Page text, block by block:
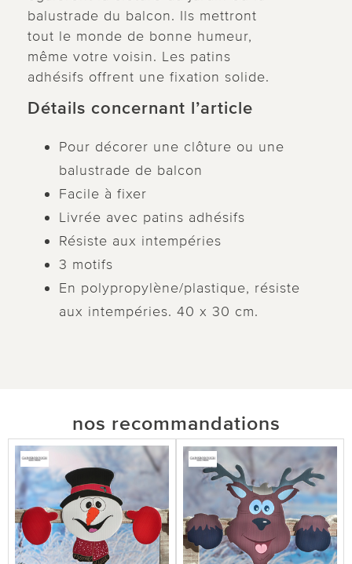
balustrade du balcon. Ils mettront
tout le monde de bonne humeur,
même votre voisin. Les patins
adhésifs offrent une fixation solide.
Détails concernant l’article
Pour décorer une clôture ou une
balustrade de balcon
Facile à fixer
Livrée avec patins adhésifs
Résiste aux intempéries
3 motifs
En polypropylène/plastique, résiste
aux intempéries. 40 x 30 cm.
nos recommandations